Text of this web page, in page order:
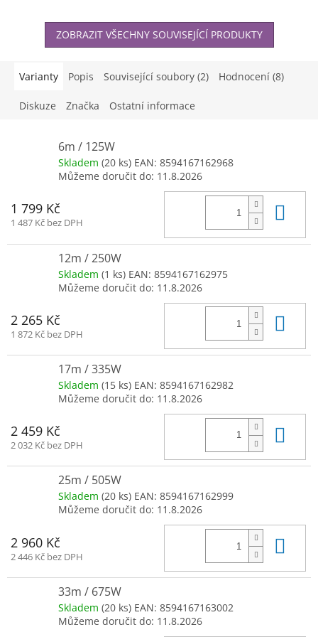
ZOBRAZIT VŠECHNY SOUVISEJÍCÍ PRODUKTY
Varianty Popis Související soubory (2) Hodnocení (8)
Diskuze Značka Ostatní informace
6m / 125W
Skladem (20 ks) EAN: 8594167162968
Můžeme doručit do: 11.8.2026
1 799 Kč
1 487 Kč bez DPH
12m / 250W
Skladem (1 ks) EAN: 8594167162975
Můžeme doručit do: 11.8.2026
2 265 Kč
1 872 Kč bez DPH
17m / 335W
Skladem (15 ks) EAN: 8594167162982
Můžeme doručit do: 11.8.2026
2 459 Kč
2 032 Kč bez DPH
25m / 505W
Skladem (20 ks) EAN: 8594167162999
Můžeme doručit do: 11.8.2026
2 960 Kč
2 446 Kč bez DPH
33m / 675W
Skladem (20 ks) EAN: 8594167163002
Můžeme doručit do: 11.8.2026